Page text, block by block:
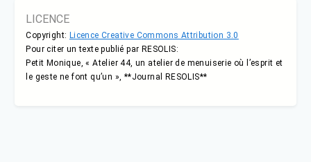
LICENCE
Copyright: Licence Creative Commons Attribution 3.0
Pour citer un texte publié par RESOLIS:
Petit Monique, « Atelier 44, un atelier de menuiserie où l’esprit et
le geste ne font qu’un », **Journal RESOLIS**